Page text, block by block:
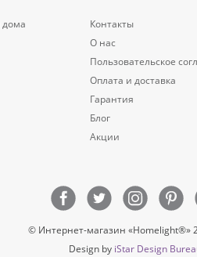
дома
Контакты
О нас
Пользовательское
Оплата и доставка
Гарантия
Блог
Акции
© Интернет-магазин «Homelight®»
Design by iStar Design